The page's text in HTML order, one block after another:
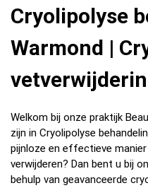
Cryolipolyse
Warmond |
Welkom bij onze praktijk
zijn in Cryolipolyse
pijnloze en effectieve
verwijderen? Dan bent u bij
behulp van geavanceerde